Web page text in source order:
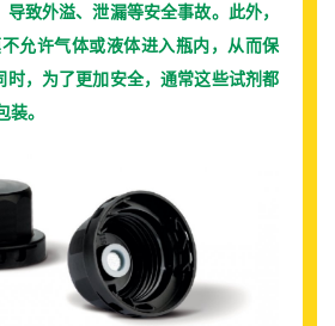
致外溢、泄漏等安全事故。此外，
允许气体或液体进入瓶内，从而保
时，为了更加安全，通常这些试剂都
。